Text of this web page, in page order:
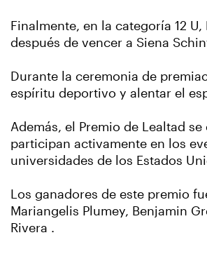
Finalmente, en la categoría 12
después de vencer a Siena
Durante la ceremonia de
espíritu deportivo y alentar el
Además, el Premio de Lealtad
participan activamente en los
universidades de los Estados
Los ganadores de este premio
Mariangelis Plumey, Benjamin
Rivera .